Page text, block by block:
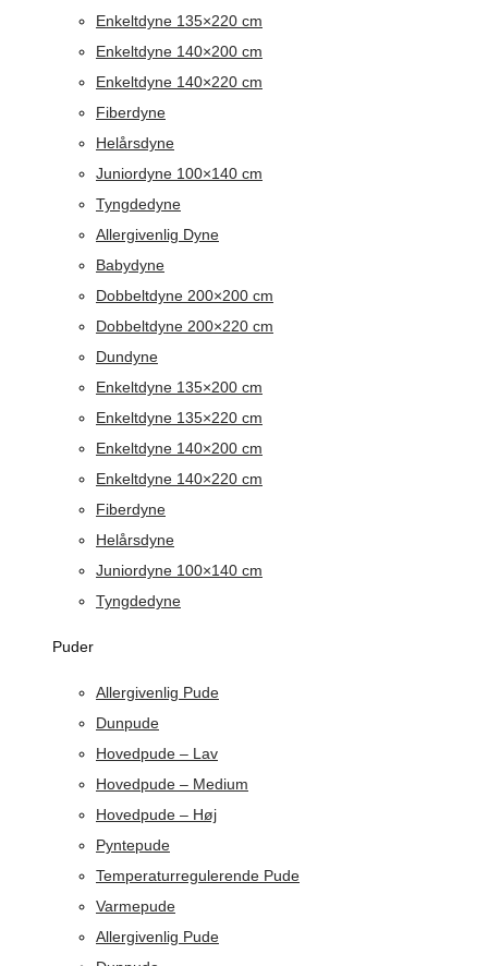
Enkeltdyne 135×220 cm
Enkeltdyne 140×200 cm
Enkeltdyne 140×220 cm
Fiberdyne
Helårsdyne
Juniordyne 100×140 cm
Tyngdedyne
Allergivenlig Dyne
Babydyne
Dobbeltdyne 200×200 cm
Dobbeltdyne 200×220 cm
Dundyne
Enkeltdyne 135×200 cm
Enkeltdyne 135×220 cm
Enkeltdyne 140×200 cm
Enkeltdyne 140×220 cm
Fiberdyne
Helårsdyne
Juniordyne 100×140 cm
Tyngdedyne
Puder
Allergivenlig Pude
Dunpude
Hovedpude – Lav
Hovedpude – Medium
Hovedpude – Høj
Pyntepude
Temperaturregulerende Pude
Varmepude
Allergivenlig Pude